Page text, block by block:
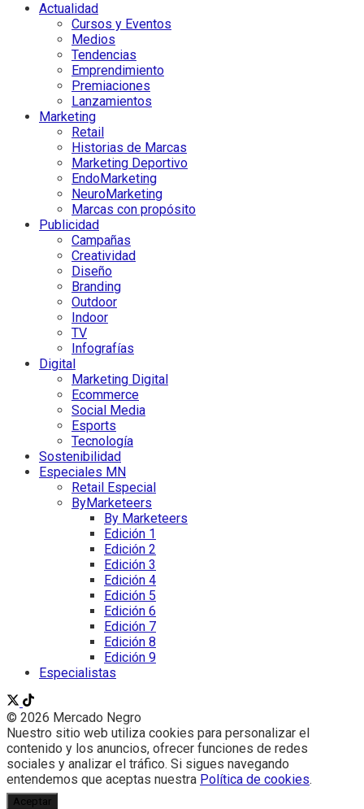
Actualidad
Cursos y Eventos
Medios
Tendencias
Emprendimiento
Premiaciones
Lanzamientos
Marketing
Retail
Historias de Marcas
Marketing Deportivo
EndoMarketing
NeuroMarketing
Marcas con propósito
Publicidad
Campañas
Creatividad
Diseño
Branding
Outdoor
Indoor
TV
Infografías
Digital
Marketing Digital
Ecommerce
Social Media
Esports
Tecnología
Sostenibilidad
Especiales MN
Retail Especial
ByMarketeers
By Marketeers
Edición 1
Edición 2
Edición 3
Edición 4
Edición 5
Edición 6
Edición 7
Edición 8
Edición 9
Especialistas
© 2026 Mercado Negro
Nuestro sitio web utiliza cookies para personalizar el
contenido y los anuncios, ofrecer funciones de redes
sociales y analizar el tráfico. Si sigues navegando
entendemos que aceptas nuestra Política de cookies.
Aceptar